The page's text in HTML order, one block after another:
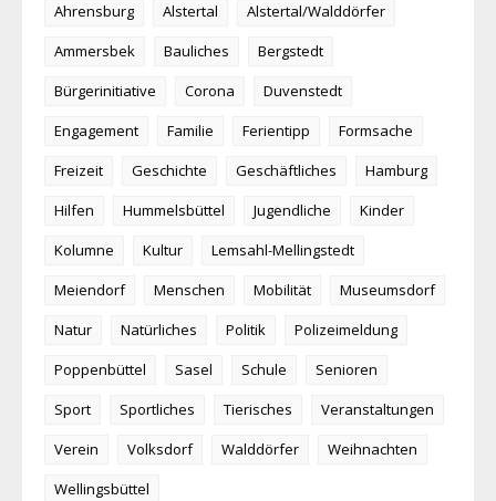
Ahrensburg Alstertal
Alstertal/Walddörfer
Ammersbek
Bauliches
Bergstedt
Bürgerinitiative
Corona
Duvenstedt
Engagement
Familie Ferientipp
Formsache
Freizeit
Geschichte Geschäftliches
Hamburg
Hilfen
Hummelsbüttel Jugendliche
Kinder
Kolumne
Kultur
Lemsahl-Mellingstedt
Meiendorf
Menschen Mobilität
Museumsdorf
Natur
Natürliches Politik
Polizeimeldung
Poppenbüttel
Sasel Schule
Senioren
Sport
Sportliches Tierisches
Veranstaltungen
Verein
Volksdorf Walddörfer
Weihnachten
Wellingsbüttel